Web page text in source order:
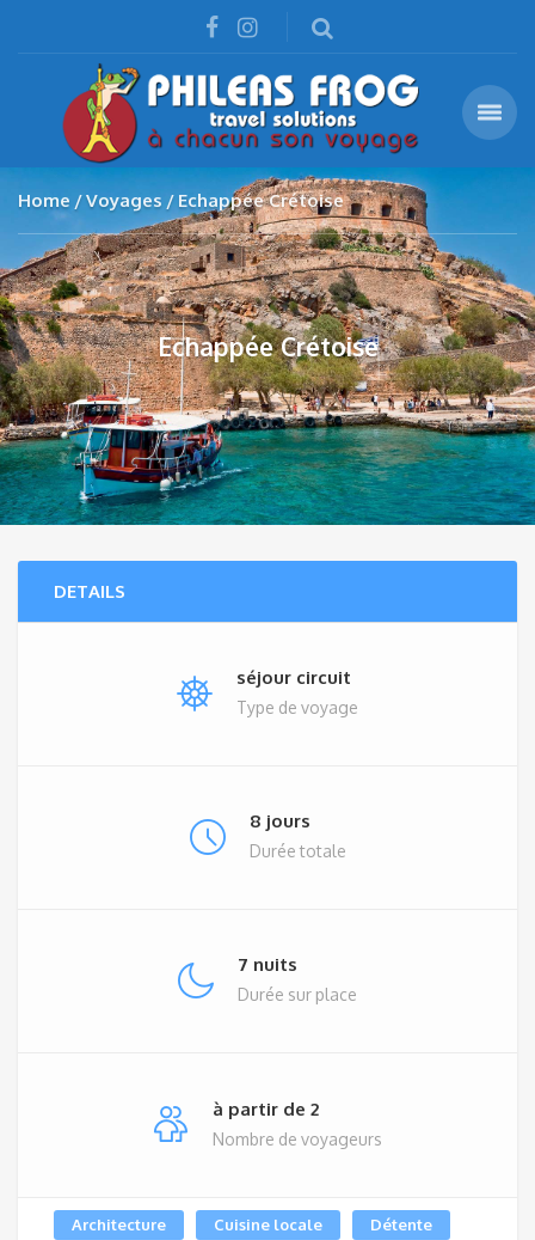
Home Voyages Echappée Crétoise
Echappée Crétoise
DETAILS
séjour circuit
Type de voyage
8 jours
Durée totale
7 nuits
Durée sur place
à partir de 2
Nombre de voyageurs
Architecture Cuisine locale Détente